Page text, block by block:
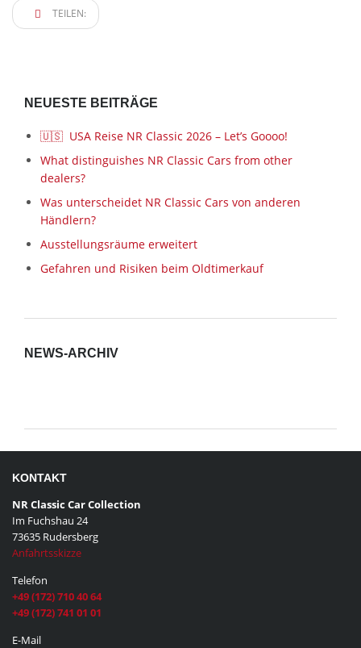
TEILEN:
NEUESTE BEITRÄGE
🇺🇸 USA Reise NR Classic 2026 – Let’s Goooo!
What distinguishes NR Classic Cars from other
dealers?
Was unterscheidet NR Classic Cars von anderen
Händlern?
Ausstellungsräume erweitert
Gefahren und Risiken beim Oldtimerkauf
NEWS-ARCHIV
KONTAKT
NR Classic Car Collection
Im Fuchshau 24
73635 Rudersberg
Anfahrtsskizze
Telefon
+49 (172) 710 40 64
+49 (172) 741 01 01
E-Mail